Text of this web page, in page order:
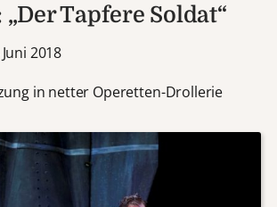
Tapfere Soldat“
2018
in netter Operetten-Drollerie